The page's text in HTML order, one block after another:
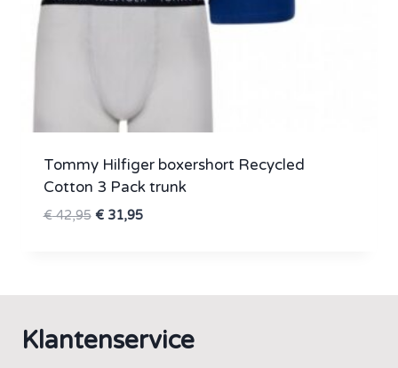
Tommy Hilfiger boxershort Recycled
Cotton 3 Pack trunk
€42,95 Oorspronkelijke
€31,95Huidige
Klantenservice